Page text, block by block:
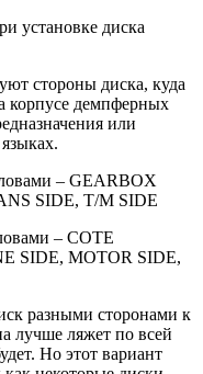
установке диска
стороны диска, куда
корпусе демпферных
или
– GEARBOX
SIDE, T/M SIDE
– COTE
SIDE, MOTOR SIDE,
разными сторонами к
лучше ляжет по всей
Но этот вариант